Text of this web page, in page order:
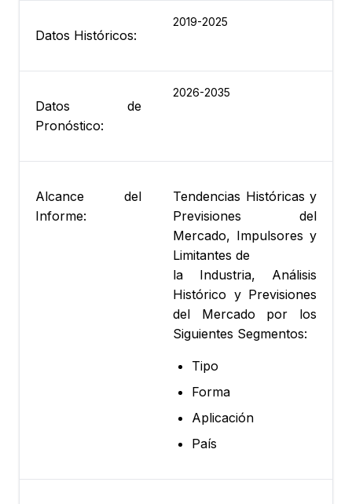
Datos Históricos:
2019-2025
Datos de
Pronóstico:
2026-2035
Alcance del
Informe:
Tendencias Históricas y
Previsiones del
Mercado, Impulsores y
Limitantes de
la Industria, Análisis
Histórico y Previsiones
del Mercado por los
Siguientes Segmentos:
Tipo
Forma
Aplicación
País